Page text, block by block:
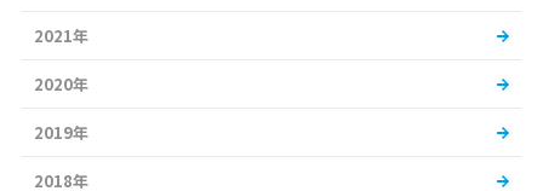
2021年
2020年
2019年
2018年